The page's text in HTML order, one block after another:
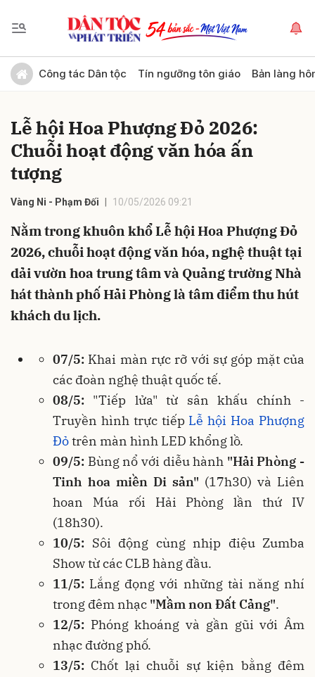
Công tác Dân tộc Tín ngưỡng tôn giáo Bản làng
Lễ hội Hoa Phượng Đỏ 2026:
Chuỗi hoạt động văn hóa ấn
tượng
Vàng Ni - Phạm Đối 10/05/2026 09:21
Nằm trong khuôn khổ Lễ hội Hoa Phượng Đỏ
2026, chuỗi hoạt động văn hóa, nghệ thuật tại
dải vườn hoa trung tâm và Quảng trường Nhà
hát thành phố Hải Phòng là tâm điểm thu hút
khách du lịch.
07/5: Khai màn rực rỡ với sự góp mặt của
các đoàn nghệ thuật quốc tế.
08/5: "Tiếp lửa" từ sân khấu chính -
Truyền hình trực tiếp Lễ hội Hoa Phượng
Đỏtrên màn hình LED khổng lồ.
09/5: Bùng nổ với diễu hành "Hải Phòng -
Tinh hoa miền Di sản" (17h30) và Liên
hoan Múa rối Hải Phòng lần thứ IV
(18h30).
10/5: Sôi động cùng nhịp điệu Zumba
Show từ các CLB hàng đầu.
11/5: Lắng đọng với những tài năng nhí
trong đêm nhạc "Mầm non Đất Cảng".
12/5: Phóng khoáng và gần gũi với Âm
nhạc đường phố.
13/5: Chốt lại chuỗi sự kiện bằng đêm
Gửi bình luận